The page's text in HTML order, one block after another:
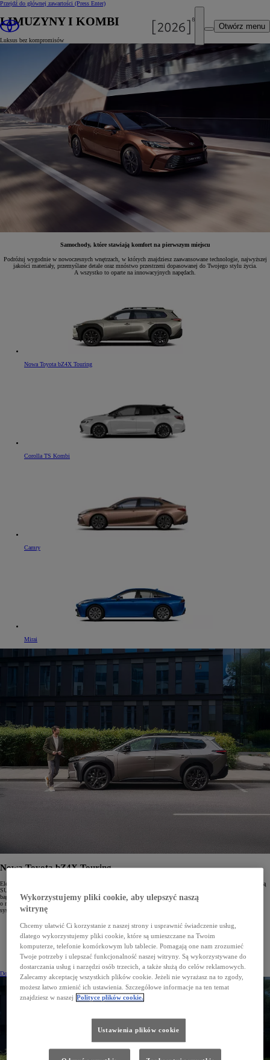
Przejdź do głównej zawartości (Press Enter)
Otwórz menu
LIMUZYNY I KOMBI
Luksus bez kompromisów
Samochody, które stawiają komfort na pierwszym miejscu
Podróżuj wygodnie w nowoczesnych wnętrzach, w których znajdziesz zaawansowane technologie, najwyższej
jakości materiały, przemyślane detale oraz mnóstwo przestrzeni dopasowanej do Twojego stylu życia.
A wszystko to oparte na innowacyjnych napędach.
Nowa Toyota bZ4X Touring
Corolla TS Kombi
Camry
Mirai
Nowa Toyota bZ4X Touring
Elektryczna Toyota bZ4X Touring łączy styl i przestrzeń typową dla komfortowych aut rodzinnych z elegancją
SUV-a. Szeroka kabina, wygodne fotele i panoramiczny dach zapewniają komfort pasażerom, a pojemny
bagażnik 669 l ułatwia transport bagażu nawet podczas dłuższych wyjazdów. Dwusilnikowy napęd AWD
o mocy 380 KM gwarantuje pewne prowadzenie w każdych warunkach, a szybkie ładowanie i nowoczesne
systemy multimedialne czynią podróże przyjemnymi i bezstresowymi.
Przestronna kabina i bagażnik o pojemności 669 l
Elektryczny napęd AWD 380 KM z zasięgiem do 591 km
Komfortowe wnętrze i nowoczesne technologie
Dowiedz się więcej
Wykorzystujemy pliki cookie, aby ulepszyć naszą
witrynę
Chcemy ułatwić Ci korzystanie z naszej strony i usprawnić świadczenie usług,
dlatego wykorzystujemy pliki cookie, które są umieszczane na Twoim
komputerze, telefonie komórkowym lub tablecie. Pomagają one nam zrozumieć
Twoje potrzeby i ulepszać funkcjonalność naszej witryny. Są wykorzystywane do
dostarczania usług i narzędzi osób trzecich, a także służą do celów reklamowych.
Zalecamy akceptację wszystkich plików cookie. Jeżeli nie wyrażasz na to zgody,
możesz łatwo zmienić ich ustawienia. Szczegółowe informacje na ten temat
znajdziesz w naszej Polityce plików cookie.
Ustawienia plików cookie